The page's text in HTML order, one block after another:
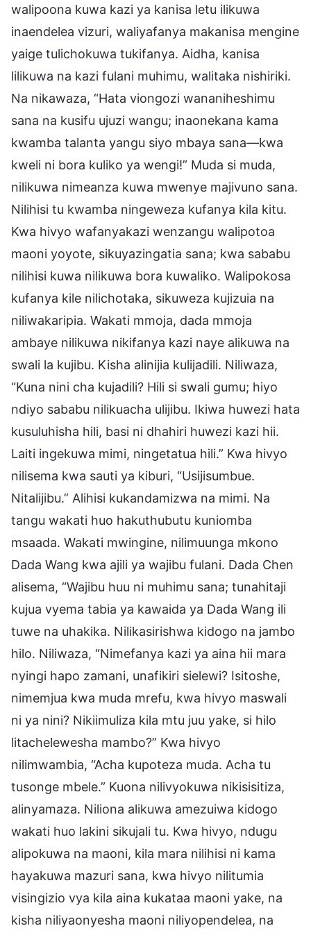
walipoona kuwa kazi ya kanisa letu ilikuwa
inaendelea vizuri, waliyafanya makanisa mengine
yaige tulichokuwa tukifanya. Aidha, kanisa
lilikuwa na kazi fulani muhimu, walitaka nishiriki.
Na nikawaza, “Hata viongozi wananiheshimu
sana na kusifu ujuzi wangu; inaonekana kama
kwamba talanta yangu siyo mbaya sana—kwa
kweli ni bora kuliko ya wengi!” Muda si muda,
nilikuwa nimeanza kuwa mwenye majivuno sana.
Nilihisi tu kwamba ningeweza kufanya kila kitu.
Kwa hivyo wafanyakazi wenzangu walipotoa
maoni yoyote, sikuyazingatia sana; kwa sababu
nilihisi kuwa nilikuwa bora kuwaliko. Walipokosa
kufanya kile nilichotaka, sikuweza kujizuia na
niliwakaripia. Wakati mmoja, dada mmoja
ambaye nilikuwa nikifanya kazi naye alikuwa na
swali la kujibu. Kisha alinijia kulijadili. Niliwaza,
“Kuna nini cha kujadili? Hili si swali gumu; hiyo
ndiyo sababu nilikuacha ulijibu. Ikiwa huwezi hata
kusuluhisha hili, basi ni dhahiri huwezi kazi hii.
Laiti ingekuwa mimi, ningetatua hili.” Kwa hivyo
nilisema kwa sauti ya kiburi, “Usijisumbue.
Nitalijibu.” Alihisi kukandamizwa na mimi. Na
tangu wakati huo hakuthubutu kuniomba
msaada. Wakati mwingine, nilimuunga mkono
Dada Wang kwa ajili ya wajibu fulani. Dada Chen
alisema, “Wajibu huu ni muhimu sana; tunahitaji
kujua vyema tabia ya kawaida ya Dada Wang ili
tuwe na uhakika. Nilikasirishwa kidogo na jambo
hilo. Niliwaza, “Nimefanya kazi ya aina hii mara
nyingi hapo zamani, unafikiri sielewi? Isitoshe,
nimemjua kwa muda mrefu, kwa hivyo maswali
ni ya nini? Nikiimuliza kila mtu juu yake, si hilo
litachelewesha mambo?” Kwa hivyo
nilimwambia, “Acha kupoteza muda. Acha tu
tusonge mbele.” Kuona nilivyokuwa nikisisitiza,
alinyamaza. Niliona alikuwa amezuiwa kidogo
wakati huo lakini sikujali tu. Kwa hivyo, ndugu
alipokuwa na maoni, kila mara nilihisi ni kama
hayakuwa mazuri sana, kwa hivyo nilitumia
visingizio vya kila aina kukataa maoni yake, na
kisha niliyaonyesha maoni niliyopendelea, na